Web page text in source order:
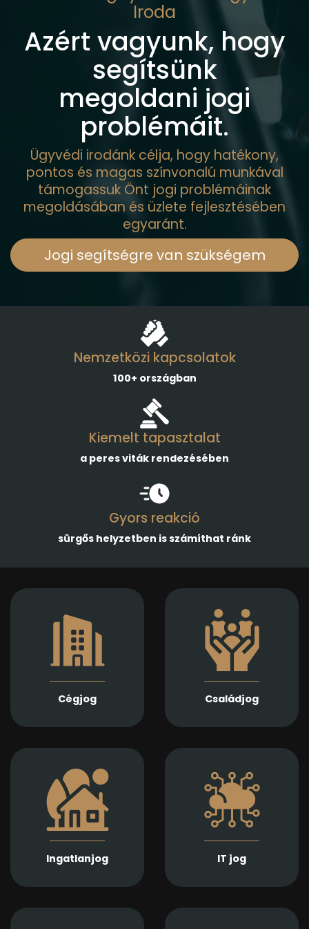
Iroda
Azért vagyunk, hogy
segítsünk
megoldani jogi
problémáit.
Ügyvédi irodánk célja, hogy hatékony,
pontos és magas színvonalú munkával
támogassuk Önt jogi problémáinak
megoldásában és üzlete fejlesztésében
egyaránt.
Jogi segítségre van szükségem
Nemzetközi kapcsolatok
100+ országban
Kiemelt tapasztalat
a peres viták rendezésében
Gyors reakció
sürgős helyzetben is számíthat ránk
Cégjog
társaságok
módosításában és
átalakulásában
biztosítunk teljes körű
szolgáltatást
Jogi képviseletet
vállalunk
végelszámolás, csőd-
és felszámolási
Családjog
Empatikus,
megalapozott jogi
támogatást nyújtunk
házassági bontóper,
vagyonmegosztás,
tartásdíj,
gyermekelhelyezés,
szülői felügyelet,
apasági vélelem,
gyámság kapcsán
Ingatlanjog
Ingatlan adásvétel,
ajándékozás, bérlet,
fejlesztés és
beruházási
szerződések szakértő
jogi előkészítését és
lebonyolítását
biztosítjuk
IT jog
technológiai
szerződések,
adatvédelmi és
szoftverjogi kérdések,
AI -val kapcsolatos
precíz jogi kezelését
Munkaszerződések,
Számíthat ránk